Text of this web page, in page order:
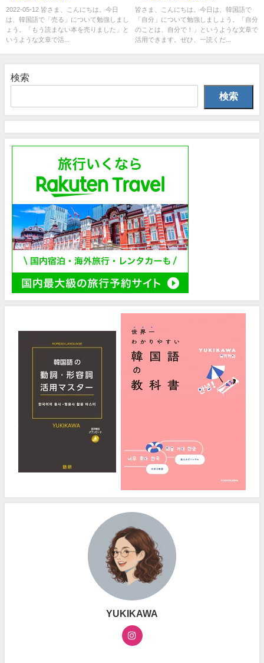
2022-05-12 皆さま、こんにちは。今日
は、韓国語で「売る」について勉強しまし
ょう。「もう読まない本を売りました」と
いうような文章で活...
皆さま、こんにちは。今日は、韓国語で
「自分」について勉強しましょう。「自分
のことは、自分で！」というような文章で
活用できます。ぜひ、一読くだ...
検索
検索
YUKIKAWA